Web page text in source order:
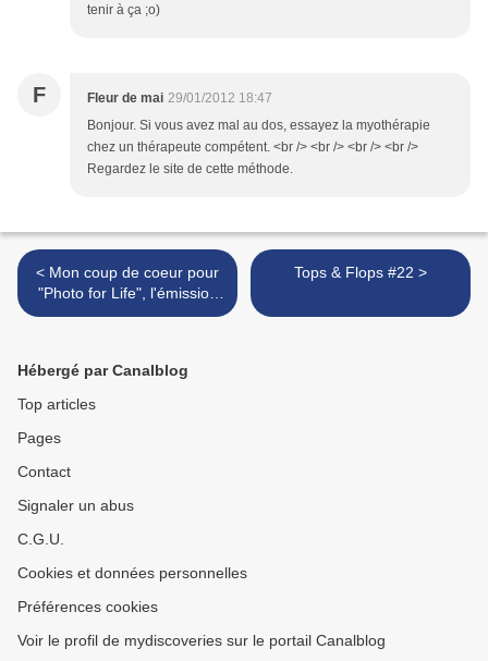
tenir à ça ;o)
F Fleur de mai 29/01/2012 18:47
Bonjour. Si vous avez mal au dos, essayez la myothérapie
chez un thérapeute compétent. <br /> <br /> <br /> <br />
Regardez le site de cette méthode.
< Mon coup de coeur pour
"Photo for Life", l'émission
d'Arte!
Tops & Flops #22 >
Hébergé par Canalblog
Top articles
Pages
Contact
Signaler un abus
C.G.U.
Cookies et données personnelles
Préférences cookies
Voir le profil de mydiscoveries sur le portail Canalblog